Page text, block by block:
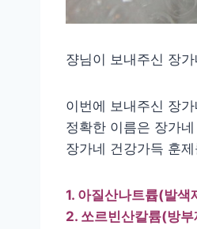
쟝님이 보내주신 장
이번에 보내주신 장
정확한 이름은 장가
장가네 건강가득 훈
1. 아질산나트륩(발색
2. 쏘르빈산칼륨(방